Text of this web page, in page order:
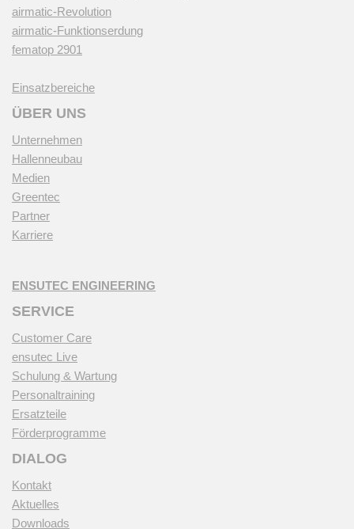
airmatic-Revolution
airmatic-Funktionserdung
fematop 2901
Einsatzbereiche
ÜBER UNS
Unternehmen
Hallenneubau
Medien
Greentec
Partner
Karriere
ENSUTEC ENGINEERING
SERVICE
Customer Care
ensutec Live
Schulung & Wartung
Personaltraining
Ersatzteile
Förderprogramme
DIALOG
Kontakt
Aktuelles
Downloads